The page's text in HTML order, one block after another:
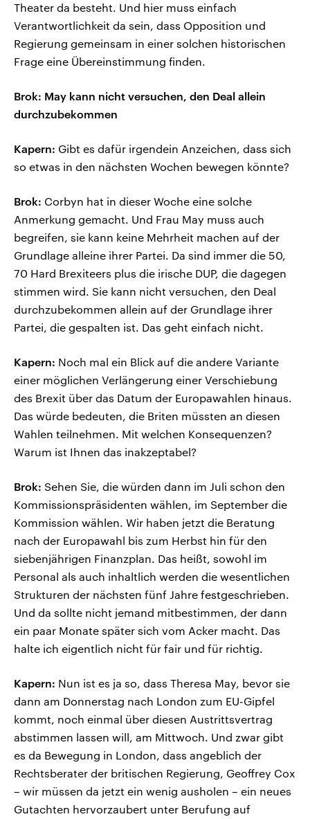
Theater da besteht. Und hier muss einfach
Verantwortlichkeit da sein, dass Opposition und
Regierung gemeinsam in einer solchen historischen
Frage eine Übereinstimmung finden.
Brok: May kann nicht versuchen, den Deal allein
durchzubekommen
Kapern: Gibt es dafür irgendein Anzeichen, dass sich
so etwas in den nächsten Wochen bewegen könnte?
Brok: Corbyn hat in dieser Woche eine solche
Anmerkung gemacht. Und Frau May muss auch
begreifen, sie kann keine Mehrheit machen auf der
Grundlage alleine ihrer Partei. Da sind immer die 50,
70 Hard Brexiteers plus die irische DUP, die dagegen
stimmen wird. Sie kann nicht versuchen, den Deal
durchzubekommen allein auf der Grundlage ihrer
Partei, die gespalten ist. Das geht einfach nicht.
Kapern: Noch mal ein Blick auf die andere Variante
einer möglichen Verlängerung einer Verschiebung
des Brexit über das Datum der Europawahlen hinaus.
Das würde bedeuten, die Briten müssten an diesen
Wahlen teilnehmen. Mit welchen Konsequenzen?
Warum ist Ihnen das inakzeptabel?
Brok: Sehen Sie, die würden dann im Juli schon den
Kommissionspräsidenten wählen, im September die
Kommission wählen. Wir haben jetzt die Beratung
nach der Europawahl bis zum Herbst hin für den
siebenjährigen Finanzplan. Das heißt, sowohl im
Personal als auch inhaltlich werden die wesentlichen
Strukturen der nächsten fünf Jahre festgeschrieben.
Und da sollte nicht jemand mitbestimmen, der dann
ein paar Monate später sich vom Acker macht. Das
halte ich eigentlich nicht für fair und für richtig.
Kapern: Nun ist es ja so, dass Theresa May, bevor sie
dann am Donnerstag nach London zum EU-Gipfel
kommt, noch einmal über diesen Austrittsvertrag
abstimmen lassen will, am Mittwoch. Und zwar gibt
es da Bewegung in London, dass angeblich der
Rechtsberater der britischen Regierung, Geoffrey Cox
– wir müssen da jetzt ein wenig ausholen – ein neues
Gutachten hervorzaubert unter Berufung auf